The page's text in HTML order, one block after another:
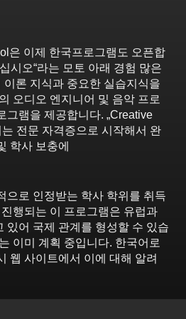
은 이제 한국프로그램도 오픈합
시오“라는 모토 아래 경험 많은
론 지식과 중요한 실습지식을
오디오 엔지니어 및 음악 프로
그램을 제공합니다. „Creative
전문 자격증으로 시작해서 완
학사 보충에
으로 인정받는 학사 학위를 취득
행되는 이 프로그램은 유럽과
있어 국제 관계를 형성할 수 있습
이미 계획 중입니다. 한국어로
웹 사이트에서 이에 대해 알려